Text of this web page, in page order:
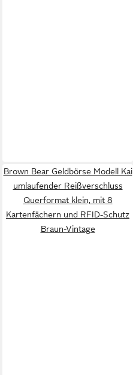
Brown Bear Geldbörse Modell Kai
umlaufender Reißverschluss
Querformat klein, mit 8
Kartenfächern und RFID-Schutz
Braun-Vintage